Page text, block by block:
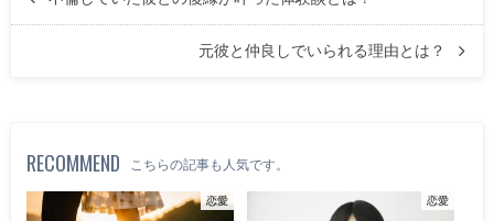
元彼と仲良しでいられる理由とは？
RECOMMEND こちらの記事も人気です。
恋愛 恋愛